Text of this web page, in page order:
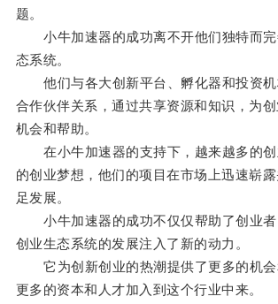
题。
小牛加速器的成功离不开他们独特而完
态系统。
他们与各大创新平台、孵化器和投资机
合作伙伴关系，通过共享资源和知识，为
机会和帮助。
在小牛加速器的支持下，越来越多的创
的创业梦想，他们的项目在市场上迅速崭
足发展。
小牛加速器的成功不仅仅帮助了创业者
创业生态系统的发展注入了新的动力。
它为创新创业的热潮提供了更多的机会
更多的资本和人才加入到这个行业中来。